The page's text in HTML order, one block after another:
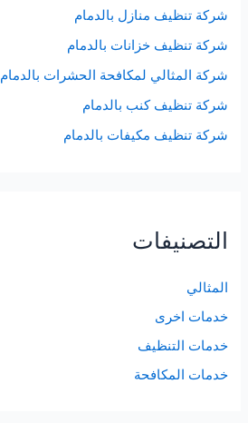
شركة تنظيف منازل بالدمام
شركة تنظيف خزانات بالدمام
شركة المثالي لمكافحة الحشرات بالدمام
شركة تنظيف كنب بالدمام
شركة تنظيف مكيفات بالدمام
التصنيفات
المثالي
خدمات اخرى
خدمات التنظيف
خدمات المكافحة